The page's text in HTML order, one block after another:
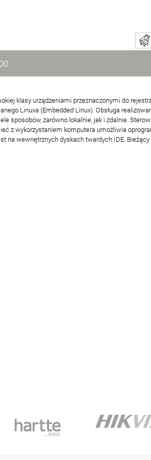
klasy urządzeniami przeznaczonymi do
Linuxa (Embedded Linux). Obsługa
sposobów, zarówno lokalnie, jak i zdalnie.
z wykorzystaniem komputera umożliwia
na wewnętrznych dyskach twardych IDE.